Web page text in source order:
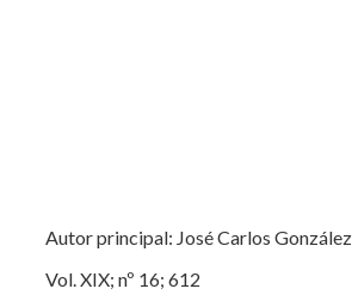
Autor principal: José Carlos
Vol. XIX; nº 16; 612